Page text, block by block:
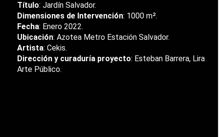
Título: Jardín Salvador.
Dimensiones de Intervención: 1000 m².
Fecha: Enero 2022.
Ubicación: Azotea Metro Estación Salvador.
Artista: Cekis.
Dirección y curaduría proyecto: Esteban Barrera, Lira
Arte Público.